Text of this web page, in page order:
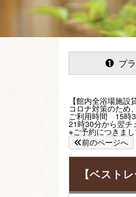
1 プ
【館内全浴場施設
コロナ対策のため
ご利用時間 15時
21時30分から翌チ
※ご予約につきま
前のページへ
【ベスト